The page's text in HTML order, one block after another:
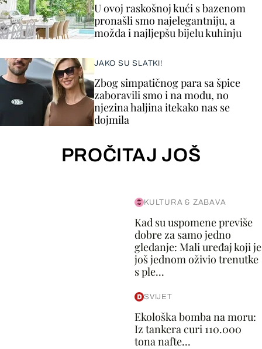
U ovoj raskošnoj kući s bazenom
pronašli smo najelegantniju, a
možda i najljepšu bijelu kuhinju
JAKO SU SLATKI!
Zbog simpatičnog para sa špice
zaboravili smo i na modu, no
njezina haljina itekako nas se
dojmila
PROČITAJ JOŠ
KULTURA & ZABAVA
Kad su uspomene previše
dobre za samo jedno
gledanje: Mali uređaj koji je
još jednom oživio trenutke
s ple...
SVIJET
Ekološka bomba na moru:
Iz tankera curi 110.000
tona nafte...